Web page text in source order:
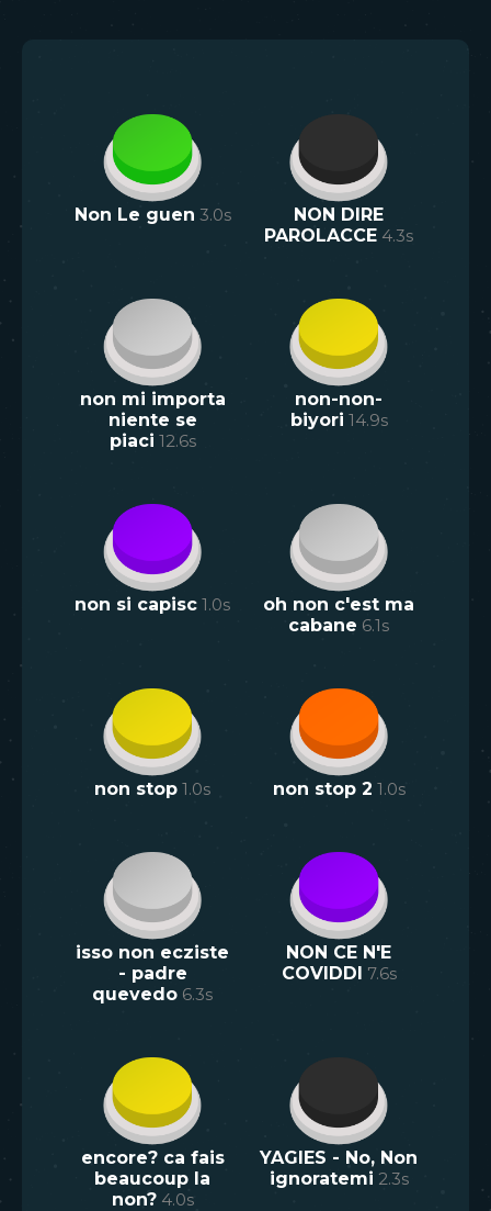
Non Le guen 3.0s
NON DIRE
PAROLACCE 4.3s
non mi importa
niente se
piaci 12.6s
non-non-
biyori 14.9s
non si capisc 1.0s
oh non c'est ma
cabane 6.1s
non stop 1.0s non stop 2 1.0s
isso non ecziste
- padre
quevedo 6.3s
NON CE N'E
COVIDDI 7.6s
encore? ca fais
beaucoup la
non? 4.0s
YAGIES - No, Non
ignoratemi 2.3s